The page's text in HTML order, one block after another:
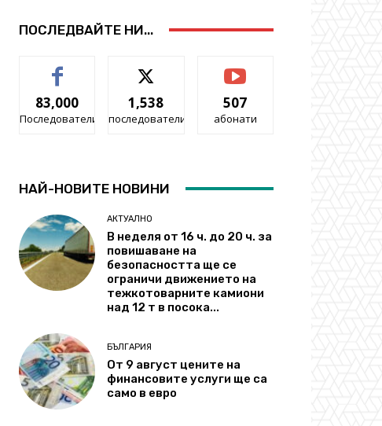
ПОСЛЕДВАЙТЕ НИ...
83,000
Последователи
1,538
последователи
507
абонати
НАЙ-НОВИТЕ НОВИНИ
АКТУАЛНО
В неделя от 16 ч. до 20 ч. за
повишаване на
безопасността ще се
ограничи движението на
тежкотоварните камиони
над 12 т в посока...
БЪЛГАРИЯ
От 9 август цените на
финансовите услуги ще са
само в евро